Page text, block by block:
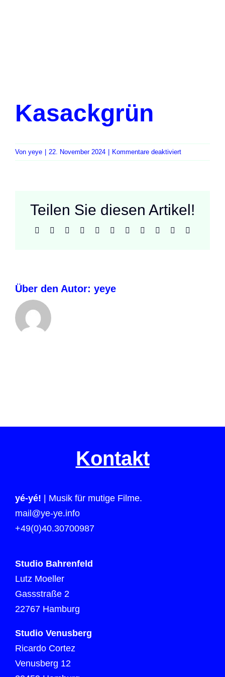
Kasackgrün
Von yeye 22. November 2024 Kommentare deaktiviertfür
Kasackgrün
Teilen Sie diesen Artikel!
Facebook Reddit LinkedInWhatsAppTelegram
TumblrPinterest Xing
Über den Autor: yeye
Kontakt
yé-yé! | Musik für mutige Filme.
mail@ye-ye.info
+49(0)40.30700987
Studio Bahrenfeld
Lutz Moeller
Gassstraße 2
22767 Hamburg
Studio Venusberg
Ricardo Cortez
Venusberg 12